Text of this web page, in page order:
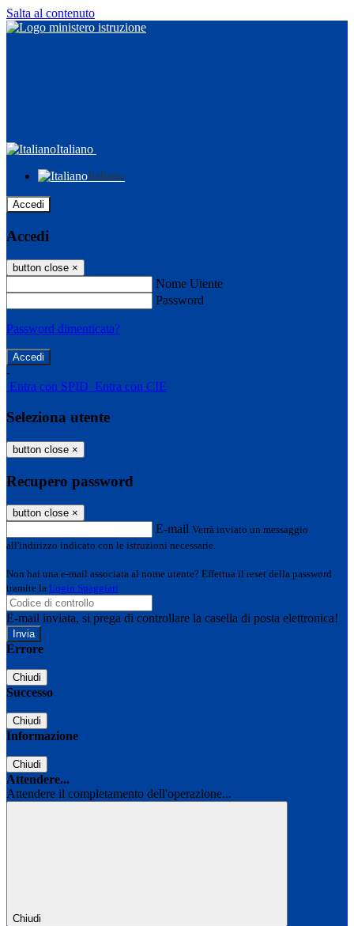
Salta al contenuto
Italiano
Italiano
Accedi
Accedi
button close ×
Nome Utente
Password
Password dimenticata?
-
Entra con SPID Entra con CIE
Seleziona utente
button close ×
Recupero password
button close ×
E-mail Verrà inviato un messaggio
all'indirizzo indicato con le istruzioni necessarie.
Non hai una e-mail associata al nome utente? Effettua il reset della password
tramite la Login Spaggiari
E-mail inviata, si prega di controllare la casella di posta elettronica!
Errore
Chiudi
Successo
Chiudi
Informazione
Chiudi
Attendere...
Attendere il completamento dell'operazione...
Chiudi